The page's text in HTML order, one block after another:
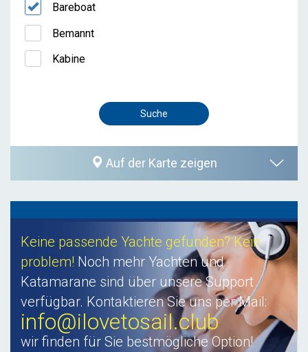
Bareboat
Bemannt
Kabine
Auf der Karte zeigen
Keine passende Yachte gefunden? Kein
problem! Noch mehr Yachten und
Katamarane sind über unsere Support
verfügbar. Kontaktieren Sie uns per Mail:
info@ilovetosail.club
wir finden für Sie bestmögliche Option!